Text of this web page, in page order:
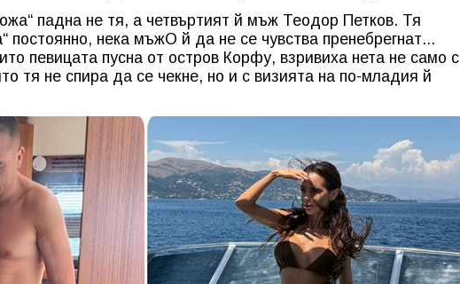
падна не тя, а четвъртият й мъж Теодор Петков. Тя
постоянно, нека мъжО й да не се чувства пренебрегнат...
певицата пусна от остров Корфу, взривиха нета не само с
тя не спира да се чекне, но и с визията на по-младия й